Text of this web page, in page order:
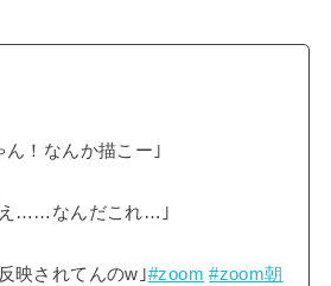
！なんか描こー｣
……なんだこれ…｣
映されてんのw｣#zoom #zoom朝